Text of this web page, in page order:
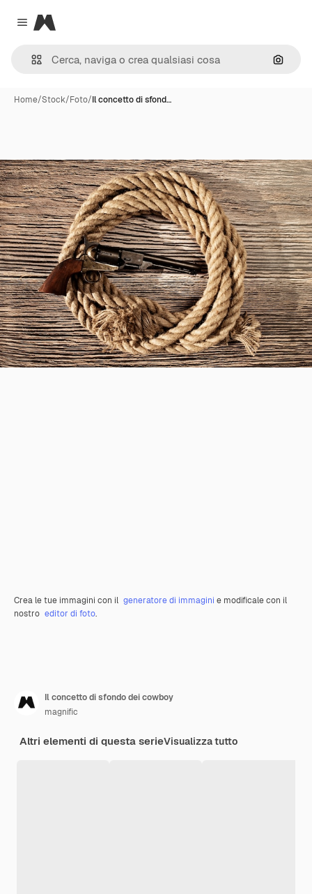
Close menu
Magnific
Cerca
Home/Stock/Foto/Il concetto di sfond…
Crea le tue immagini con il generatore di immagini e modificale con il
nostro editor di foto.
Il concetto di sfondo dei cowboy
magnific
Altri elementi di questa serieVisualizza tutto